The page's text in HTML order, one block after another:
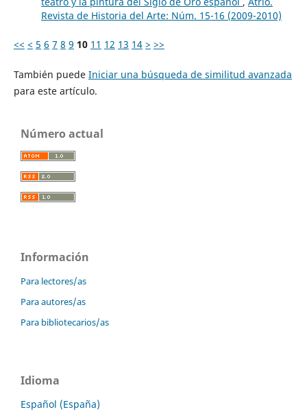
Revista de Historia del Arte: Núm. 15-16 (2009-2010)
<< < 5 6 7 8 9 10 11 12 13 14 > >>
También puede Iniciar una búsqueda de similitud avanzada
para este artículo.
Número actual
Información
Para lectores/as
Para autores/as
Para bibliotecarios/as
Idioma
Español (España)